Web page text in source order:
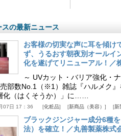
スの最新ニュース
お客様の切実な声に耳を傾
ず、うるおす朝夜別オールイ
化を遂げてリニューアル！／
～ UVカット・バリア強化・
部数No.1（※1）雑誌『ハルメク
化（はくそうか）」に……
07日 17：36 化粧品 新商品（美容） 新
ブラックジンジャー成分6種
法）を確立！／丸善製薬株式